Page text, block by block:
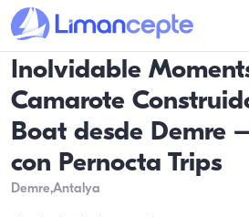
Inolvidable
Camarote
Boat desde Demre
con Pernocta Trips
Demre,Antalya